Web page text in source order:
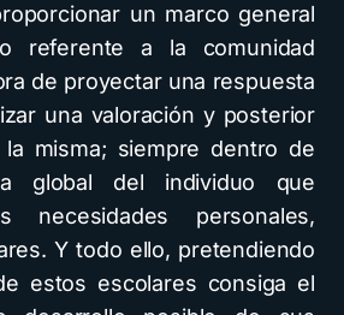
un marco general
referente a la comunidad
de proyectar una respuesta
una valoración y posterior
misma; siempre dentro de
global del individuo que
personales,
Y todo ello, pretendiendo
estos escolares consiga el